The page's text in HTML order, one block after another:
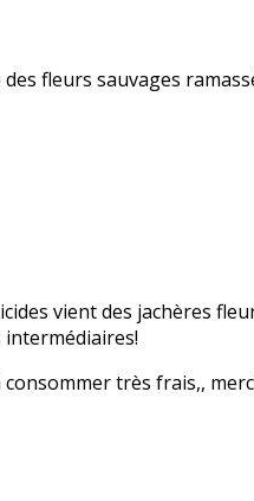
des fleurs sauvages
vient des jachères
intermédiaires!
très frais,,